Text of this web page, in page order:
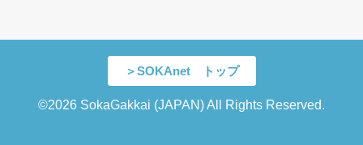
＞SOKAnet トップ
©2026 SokaGakkai (JAPAN) All Rights Reserved.